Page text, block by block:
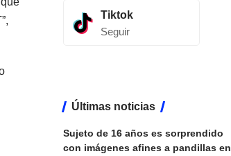
Tiktok
Seguir
Últimas noticias
Sujeto de 16 años es sorprendido
con imágenes afines a pandillas en